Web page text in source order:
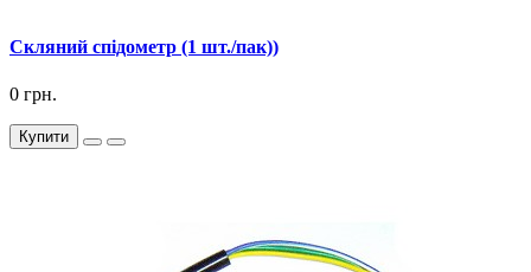
Скляний спідометр (1 шт./пак))
0 грн.
Купити